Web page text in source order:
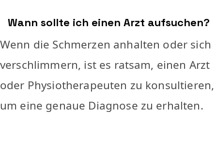
Wann sollte ich einen Arzt aufsuchen?
Wenn die Schmerzen anhalten oder sich
verschlimmern, ist es ratsam, einen Arzt
oder Physiotherapeuten zu konsultieren,
um eine genaue Diagnose zu erhalten.